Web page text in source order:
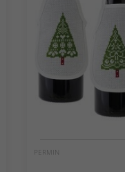
PERMIN